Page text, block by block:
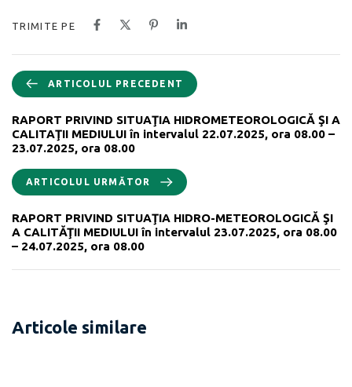
TRIMITE PE
ARTICOLUL PRECEDENT
RAPORT PRIVIND SITUAŢIA HIDROMETEOROLOGICĂ ŞI A
CALITAŢII MEDIULUI în intervalul 22.07.2025, ora 08.00 –
23.07.2025, ora 08.00
ARTICOLUL URMĂTOR
RAPORT PRIVIND SITUAŢIA HIDRO-METEOROLOGICĂ ŞI
A CALITĂŢII MEDIULUI în intervalul 23.07.2025, ora 08.00
– 24.07.2025, ora 08.00
Articole similare